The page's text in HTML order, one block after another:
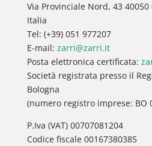
Via Provinciale Nord, 43 40050
Italia
Tel: (+39) 051 977207
E-mail: zarri@zarri.it
Posta elettronica certificata:
Società registrata presso il
Bologna
(numero registro imprese: BO
P.Iva (VAT) 00707081204
Codice fiscale 00167380385